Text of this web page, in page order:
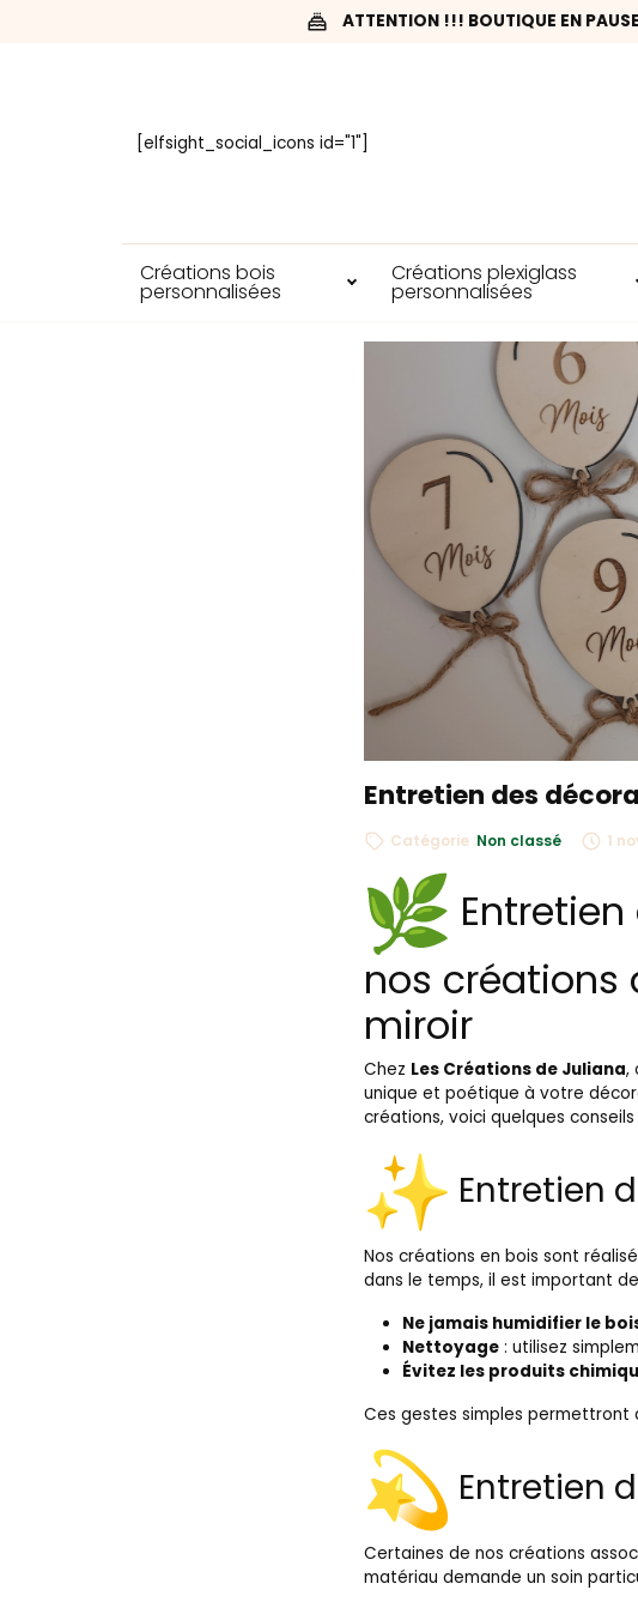
ATTENTION !!! BOUTIQUE EN
[elfsight_social_icons id="1"]
Créations bois
personnalisées
Créations plexiglass
personnalisées
Entretien des
Catégorie :Non classé 1
nos créations
miroir
Chez Les Créations de Juliana,
unique et poétique à votre
créations, voici quelques
Entretien
Nos créations en bois sont
dans le temps, il est important
Ne jamais humidifier le
Nettoyage : utilisez
Évitez les produits
Ces gestes simples permettront
Entretien
Certaines de nos créations
matériau demande un soin